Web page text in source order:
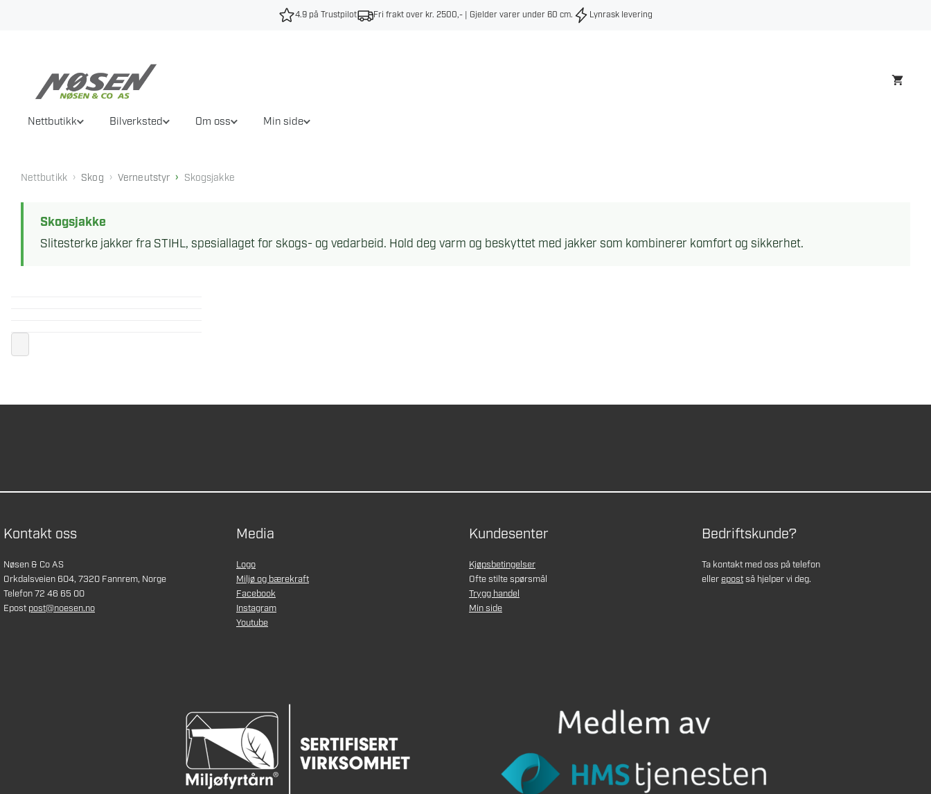
4.9 på Trustpilot Fri frakt over kr. 2500,- | Gjelder varer under 60 cm. Lynrask levering
Nettbutikk Bilverksted Om oss Min side
Nettbutikk › Skog › Verneutstyr › Skogsjakke
Skogsjakke
Slitesterke jakker fra STIHL, spesiallaget for skogs- og vedarbeid. Hold deg varm og beskyttet med jakker som kombinerer komfort og sikkerhet.
Kontakt oss
Nøsen & Co AS
Orkdalsveien 604, 7320 Fannrem, Norge
Telefon 72 46 65 00
Epost post@noesen.no
Media
Logo
Miljø og bærekraft
Facebook
Instagram
Youtube
Kundesenter
Kjøpsbetingelser
Ofte stilte spørsmål
Trygg handel
Min side
Bedriftskunde?
Ta kontakt med oss på telefon
ellerepostså hjelper vi deg.